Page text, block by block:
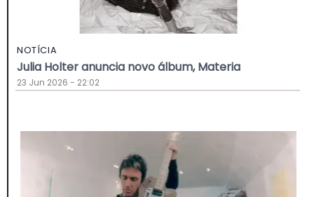
NOTÍCIA
Julia Holter anuncia novo álbum, Materia
23 Jun 2026 - 22:02